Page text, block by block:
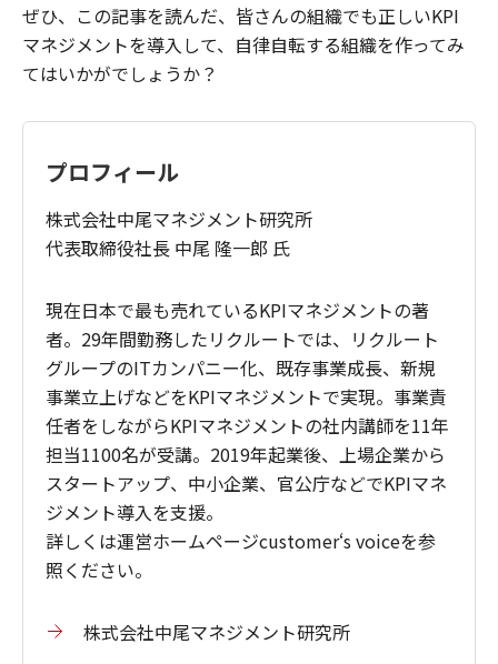
ぜひ、この記事を読んだ、皆さんの組織でも正しいKPI
マネジメントを導入して、自律自転する組織を作ってみ
てはいかがでしょうか？
プロフィール
株式会社中尾マネジメント研究所
代表取締役社長 中尾 隆一郎 氏
現在日本で最も売れているKPIマネジメントの著
者。29年間勤務したリクルートでは、リクルート
グループのITカンパニー化、既存事業成長、新規
事業立上げなどをKPIマネジメントで実現。事業責
任者をしながらKPIマネジメントの社内講師を11年
担当1100名が受講。2019年起業後、上場企業から
スタートアップ、中小企業、官公庁などでKPIマネ
ジメント導入を支援。
詳しくは運営ホームページcustomer‘s voiceを参
照ください。
株式会社中尾マネジメント研究所